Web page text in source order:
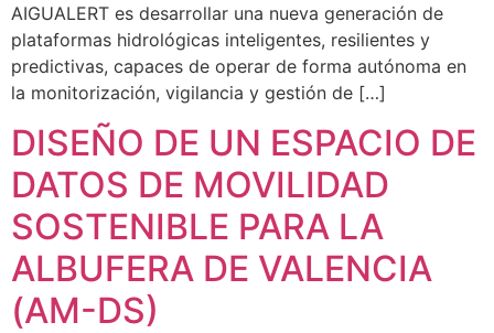
AIGUALERT es desarrollar una nueva generación de
plataformas hidrológicas inteligentes, resilientes y
predictivas, capaces de operar de forma autónoma en
la monitorización, vigilancia y gestión de […]
DISEÑO DE UN ESPACIO DE
DATOS DE MOVILIDAD
SOSTENIBLE PARA LA
ALBUFERA DE VALENCIA
(AM-DS)